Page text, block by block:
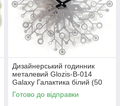
Дизайнерський годинник
металевий Glozis-B-014
Galaxy Галактика білий (50
см) [Метал, Відкритий,
Кольори]
Готово до відправки